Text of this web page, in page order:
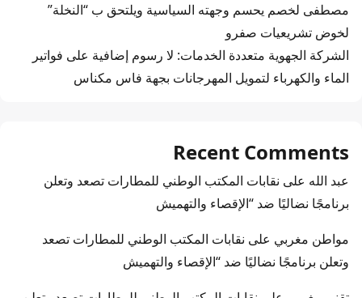
مصطفى لخصم يحسم وجهته السياسية ويلتحق ب “النخلة”
لخوض تشريعيات صفرو
الشركة الجهوية متعددة الخدمات: لا رسوم إضافية على فواتير
الماء والكهرباء لتمويل المهرجانات بجهة فاس مكناس
Recent Comments
عبد الله على نقابات المكتب الوطني للمطارات تصعد وتعلن
برنامجًا نضاليًا ضد “الإقصاء والتهميش
مواطن مغربي على نقابات المكتب الوطني للمطارات تصعد
وتعلن برنامجًا نضاليًا ضد “الإقصاء والتهميش